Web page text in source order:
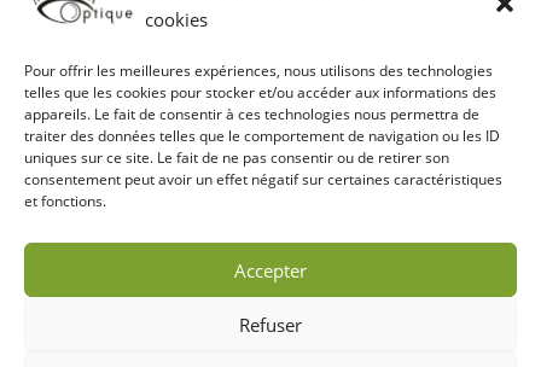
cookies
Pour offrir les meilleures expériences, nous utilisons des technologies
telles que les cookies pour stocker et/ou accéder aux informations des
appareils. Le fait de consentir à ces technologies nous permettra de
traiter des données telles que le comportement de navigation ou les ID
uniques sur ce site. Le fait de ne pas consentir ou de retirer son
consentement peut avoir un effet négatif sur certaines caractéristiques
et fonctions.
Accepter
Refuser
Notre Certification De Services